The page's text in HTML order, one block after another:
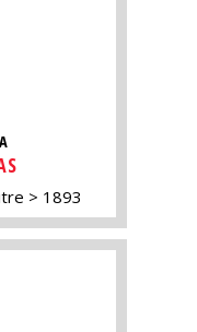
1893